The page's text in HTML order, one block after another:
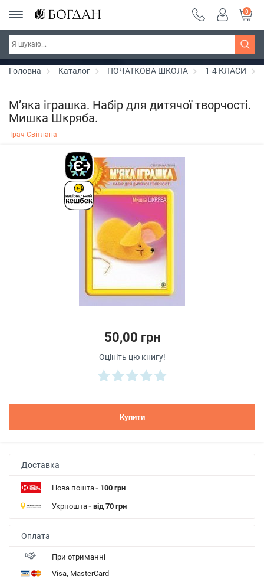
Серія "Чейзіана" ~ знижка 20%
0
Головна Каталог ПОЧАТКОВА ШКОЛА 1-4 КЛАСИ
М’яка іграшка. Набір для дитячої творчості.
Мишка Шкряба.
Трач Світлана
50,00 грн
Оцініть цю книгу!
Купити
Доставка
Нова пошта- 100 грн
Укрпошта- від 70 грн
Оплата
При отриманні
Visa, MasterCard